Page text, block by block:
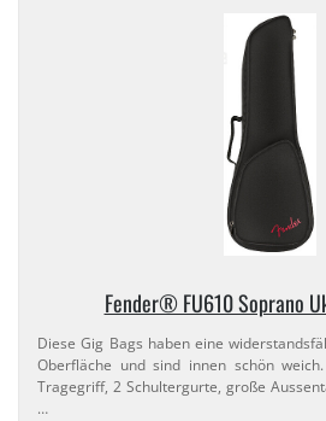
Fender® FU610 Soprano
Diese Gig Bags haben eine
Oberfläche und sind innen schön
Tragegriff, 2 Schultergurte, große
…